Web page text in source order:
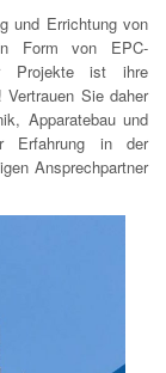
und Errichtung von
in Form von EPC-
Projekte ist ihre
Sie daher
Apparatebau und
Erfahrung in der
Ansprechpartner